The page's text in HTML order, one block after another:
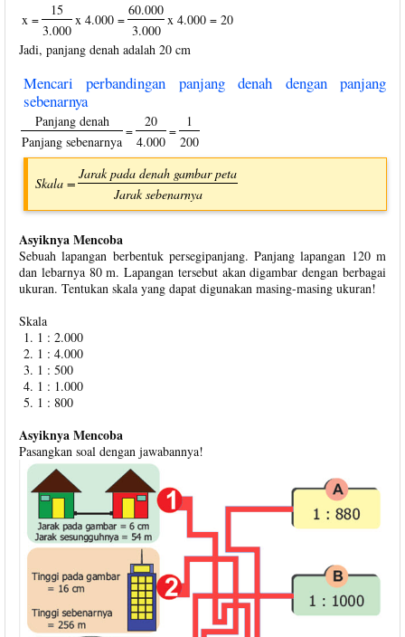
x =
15
x 4.000 =
60.000
x 4.000 = 20
3.000
3.000
Jadi, panjang denah adalah 20 cm
Mencari perbandingan panjang denah dengan panjang
sebenarnya
Panjang denah
=
20
=
1
Panjang sebenarnya
4.000 200
Skala =
Jarak pada denah gambar peta
Jarak sebenarnya
Asyiknya Mencoba
Sebuah lapangan berbentuk persegipanjang. Panjang lapangan 120 m
dan lebarnya 80 m. Lapangan tersebut akan digambar dengan berbagai
ukuran. Tentukan skala yang dapat digunakan masing-masing ukuran!
Skala
1 : 2.000
1 : 4.000
1 : 500
1 : 1.000
1 : 800
Asyiknya Mencoba
Pasangkan soal dengan jawabannya!